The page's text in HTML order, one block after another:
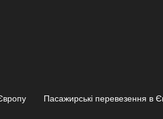
Пасажирські перевезення в